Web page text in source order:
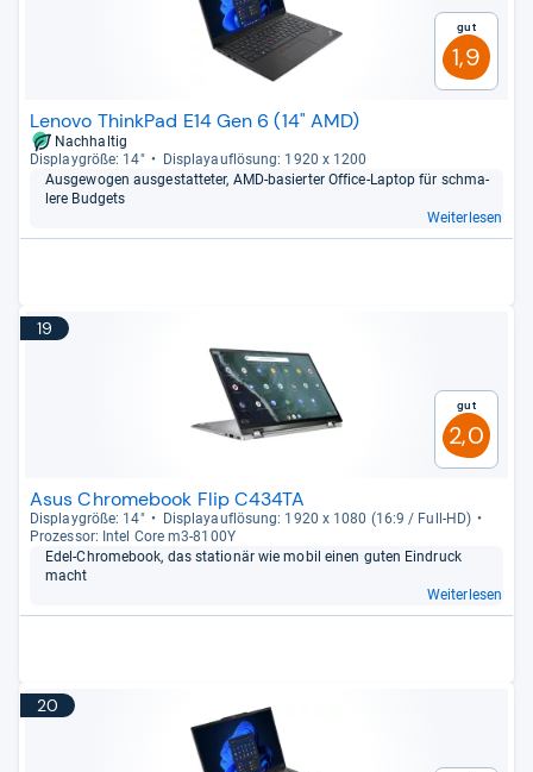
Gut
1,9
Lenovo ThinkPad E14 Gen 6 (14" AMD)
Nachhaltig
Dis­play­größe: 14"
Dis­pla­yauf­lö­sung: 1920 x 1200
Aus­ge­wo­gen aus­ge­stat­te­ter, AMD-​basier­ter Office-​Lap­top für schma­
lere Bud­gets
Weiterlesen
19
Gut
2,0
Asus Chromebook Flip C434TA
Dis­play­größe: 14"
Dis­pla­yauf­lö­sung: 1920 x 1080 (16:9 / Full-​HD)
Pro­zes­sor: Intel Core m3-​8100Y
Edel-​Chro­me­book, das sta­tio­när wie mobil einen guten Ein­druck
macht
Weiterlesen
20